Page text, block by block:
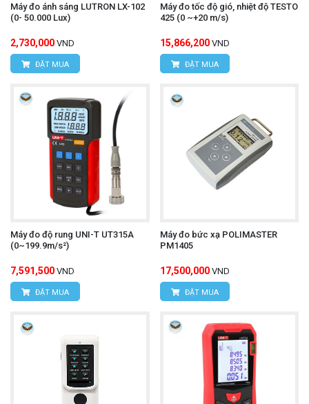
Máy đo ánh sáng LUTRON LX-102
(0- 50.000 Lux)
2,730,000 VND
ĐẶT MUA
Máy đo tốc độ gió, nhiệt độ TESTO
425 (0 ~+20 m/s)
15,866,200 VND
ĐẶT MUA
Máy đo độ rung UNI-T UT315A
(0~199.9m/s²)
7,591,500 VND
ĐẶT MUA
Máy đo bức xạ POLIMASTER
PM1405
17,500,000 VND
ĐẶT MUA